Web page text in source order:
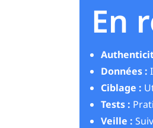
En
Données :
Ciblage :
Tests :
Veille :